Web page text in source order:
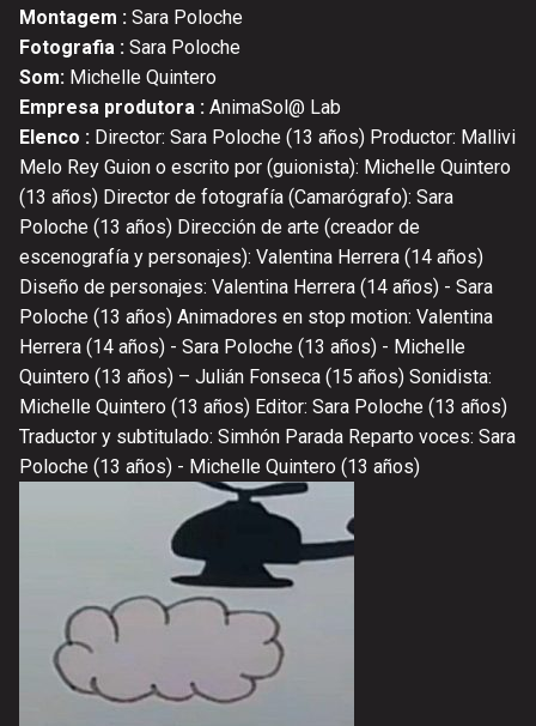
Montagem : Sara Poloche
Fotografia : Sara Poloche
Som: Michelle Quintero
Empresa produtora : AnimaSol@ Lab
Elenco : Director: Sara Poloche (13 años) Productor: Mallivi
Melo Rey Guion o escrito por (guionista): Michelle Quintero
(13 años) Director de fotografía (Camarógrafo): Sara
Poloche (13 años) Dirección de arte (creador de
escenografía y personajes): Valentina Herrera (14 años)
Diseño de personajes: Valentina Herrera (14 años) - Sara
Poloche (13 años) Animadores en stop motion: Valentina
Herrera (14 años) - Sara Poloche (13 años) - Michelle
Quintero (13 años) – Julián Fonseca (15 años) Sonidista:
Michelle Quintero (13 años) Editor: Sara Poloche (13 años)
Traductor y subtitulado: Simhón Parada Reparto voces: Sara
Poloche (13 años) - Michelle Quintero (13 años)